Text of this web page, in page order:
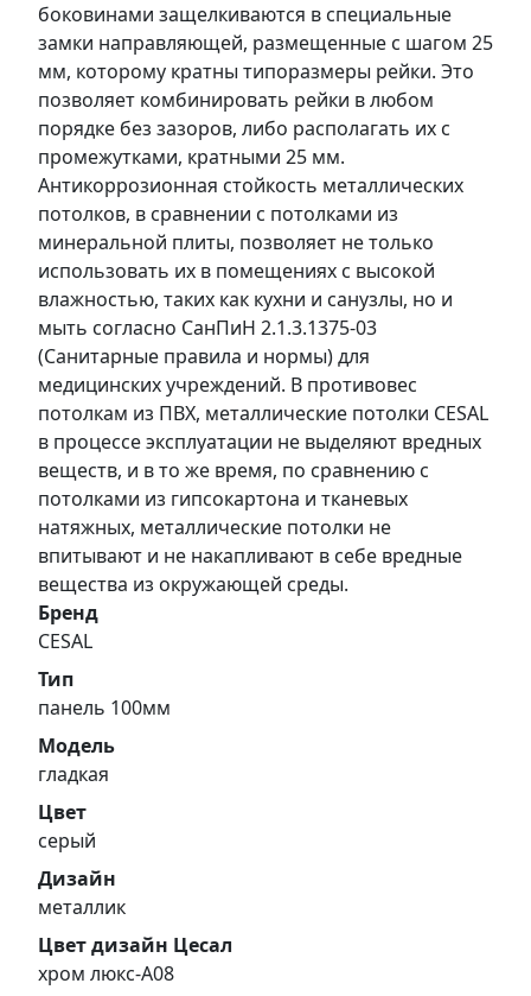
боковинами защелкиваются в специальные
замки направляющей, размещенные с шагом 25
мм, которому кратны типоразмеры рейки. Это
позволяет комбинировать рейки в любом
порядке без зазоров, либо располагать их с
промежутками, кратными 25 мм.
Антикоррозионная стойкость металлических
потолков, в сравнении с потолками из
минеральной плиты, позволяет не только
использовать их в помещениях с высокой
влажностью, таких как кухни и санузлы, но и
мыть согласно СанПиН 2.1.3.1375-03
(Санитарные правила и нормы) для
медицинских учреждений. В противовес
потолкам из ПВХ, металлические потолки CESAL
в процессе эксплуатации не выделяют вредных
веществ, и в то же время, по сравнению с
потолками из гипсокартона и тканевых
натяжных, металлические потолки не
впитывают и не накапливают в себе вредные
вещества из окружающей среды.
Бренд
CESAL
Тип
панель 100мм
Модель
гладкая
Цвет
серый
Дизайн
металлик
Цвет дизайн Цесал
хром люкс-А08